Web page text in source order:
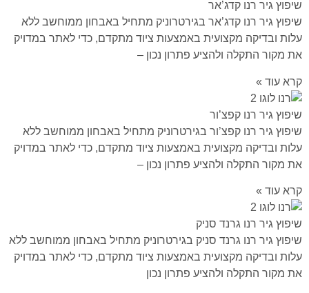
שיפוץ גיר רנו קדג’אר
שיפוץ גיר רנו קדג’אר בגירטרוניק מתחיל באבחון ממוחשב ללא
עלות ובדיקה מקצועית באמצעות ציוד מתקדם, כדי לאתר במדויק
את מקור התקלה ולהציע פתרון נכון –
קרא עוד »
שיפוץ גיר רנו קפצ’ור
שיפוץ גיר רנו קפצ’ור בגירטרוניק מתחיל באבחון ממוחשב ללא
עלות ובדיקה מקצועית באמצעות ציוד מתקדם, כדי לאתר במדויק
את מקור התקלה ולהציע פתרון נכון –
קרא עוד »
שיפוץ גיר רנו גרנד סניק
שיפוץ גיר רנו גרנד סניק בגירטרוניק מתחיל באבחון ממוחשב ללא
עלות ובדיקה מקצועית באמצעות ציוד מתקדם, כדי לאתר במדויק
את מקור התקלה ולהציע פתרון נכון